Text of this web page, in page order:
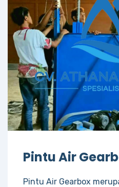
Pintu Air
Pintu Air Gearbox